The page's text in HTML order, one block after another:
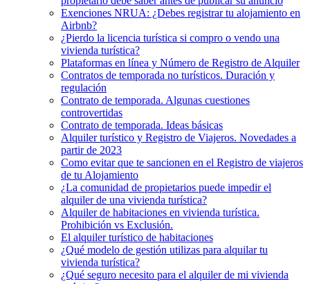
Exenciones NRUA: ¿Debes registrar tu alojamiento en
Airbnb?
¿Pierdo la licencia turística si compro o vendo una
vivienda turística?
Plataformas en línea y Número de Registro de Alquiler
Contratos de temporada no turísticos. Duración y
regulación
Contrato de temporada. Algunas cuestiones
controvertidas
Contrato de temporada. Ideas básicas
Alquiler turístico y Registro de Viajeros. Novedades a
partir de 2023
Como evitar que te sancionen en el Registro de viajeros
de tu Alojamiento
¿La comunidad de propietarios puede impedir el
alquiler de una vivienda turística?
Alquiler de habitaciones en vivienda turística.
Prohibición vs Exclusión.
El alquiler turístico de habitaciones
¿Qué modelo de gestión utilizas para alquilar tu
vivienda turística?
¿Qué seguro necesito para el alquiler de mi vivienda